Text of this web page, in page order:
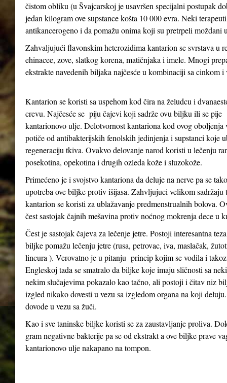
čistom obliku (u Švajcarskoj je usavršen specijalni postupak
jedan kilogram ove supstance košta 10 000 evra. Neki
antikancerogeno i da pomažu onima koji su pretrpeli moždani
Zahvaljujući flavonskim heterozidima kantarion se svrstava u
ehinacee, zove, slatkog korena, matičnjaka i imele. Mnogi
ekstrakte navedenih biljaka najčesće u kombinaciji sa cinkom
Kantarion se koristi sa uspehom kod čira na želudcu i
crevu. Najčesće se piju čajevi koji sadrže ovu biljku ili se pije
kantarionovo ulje. Delotvornost kantariona kod ovog oboljenja
potiče od antibakterijskih fenolskih jedinjenja i supstanci koje
regeneraciju tkiva. Ovakvo delovanje narod koristi u lečenju
posekotina, opekotina i drugih ozleda kože i sluzokože.
Primećeno je i svojstvo kantariona da deluje na nerve pa se
upotreba ove biljke protiv išijasa. Zahvljujuci velikom sadržaju
kantarion se koristi za ublažavanje predmenstrualnih bolova.
čest sastojak čajnih mešavina protiv noćnog mokrenja dece u
Čest je sastojak čajeva za lečenje jetre. Postoji interesantna
biljke pomažu lečenju jetre (rusa, petrovac, iva, maslačak,
lincura ). Verovatno je u pitanju princip kojim se vodila i
Engleskoj tada se smatralo da biljke koje imaju sličnosti sa
nekim slučajevima pokazalo kao tačno, ali postoji i čitav niz
izgled nikako dovesti u vezu sa izgledom organa na koji
dovode u vezu sa žuči.
Kao i sve taninske biljke koristi se za zaustavljanje proliva.
gram negativne bakterije pa se od ekstrakt a ove biljke prave
kantarionovo ulje nakapano na tompon.